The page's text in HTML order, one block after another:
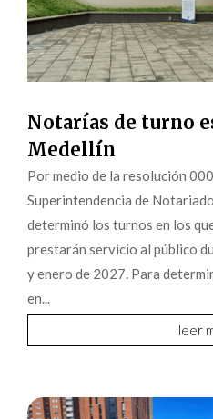
Notarías de turno
Medellín
Por medio de la resolución
Superintendencia de
determinó los turnos en los
prestarán servicio al público
y enero de 2027. Para
en...
leer